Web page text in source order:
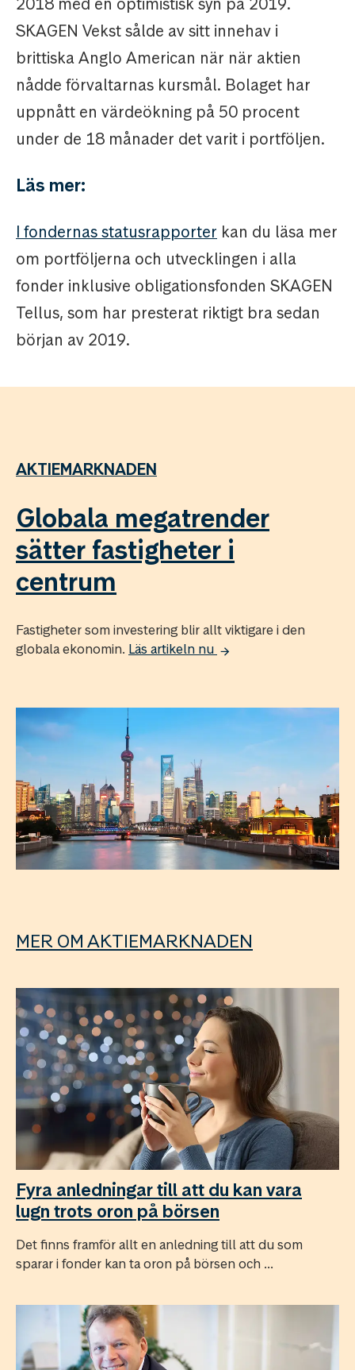
2018 med en optimistisk syn på 2019.
SKAGEN Vekst sålde av sitt innehav i
brittiska Anglo American när när aktien
nådde förvaltarnas kursmål. Bolaget har
uppnått en värdeökning på 50 procent
under de 18 månader det varit i portföljen.
Läs mer:
I fondernas statusrapporter kan du läsa mer
om portföljerna och utvecklingen i alla
fonder inklusive obligationsfonden SKAGEN
Tellus, som har presterat riktigt bra sedan
början av 2019.
AKTIEMARKNADEN
Globala megatrender
sätter fastigheter i
centrum
Fastigheter som investering blir allt viktigare i den
globala ekonomin. Läs artikeln nu
MER OM AKTIEMARKNADEN
Fyra anledningar till att du kan vara
lugn trots oron på börsen
Det finns framför allt en anledning till att du som
sparar i fonder kan ta oron på börsen och ...